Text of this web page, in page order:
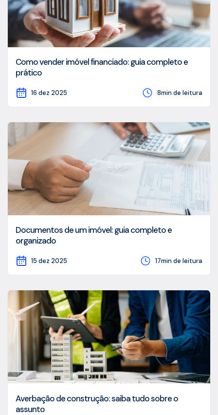
Como vender imóvel financiado: guia completo e
prático
16 dez 2025 8min de leitura
Documentos de um imóvel: guia completo e
organizado
15 dez 2025 17min de leitura
Averbação de construção: saiba tudo sobre o
assunto